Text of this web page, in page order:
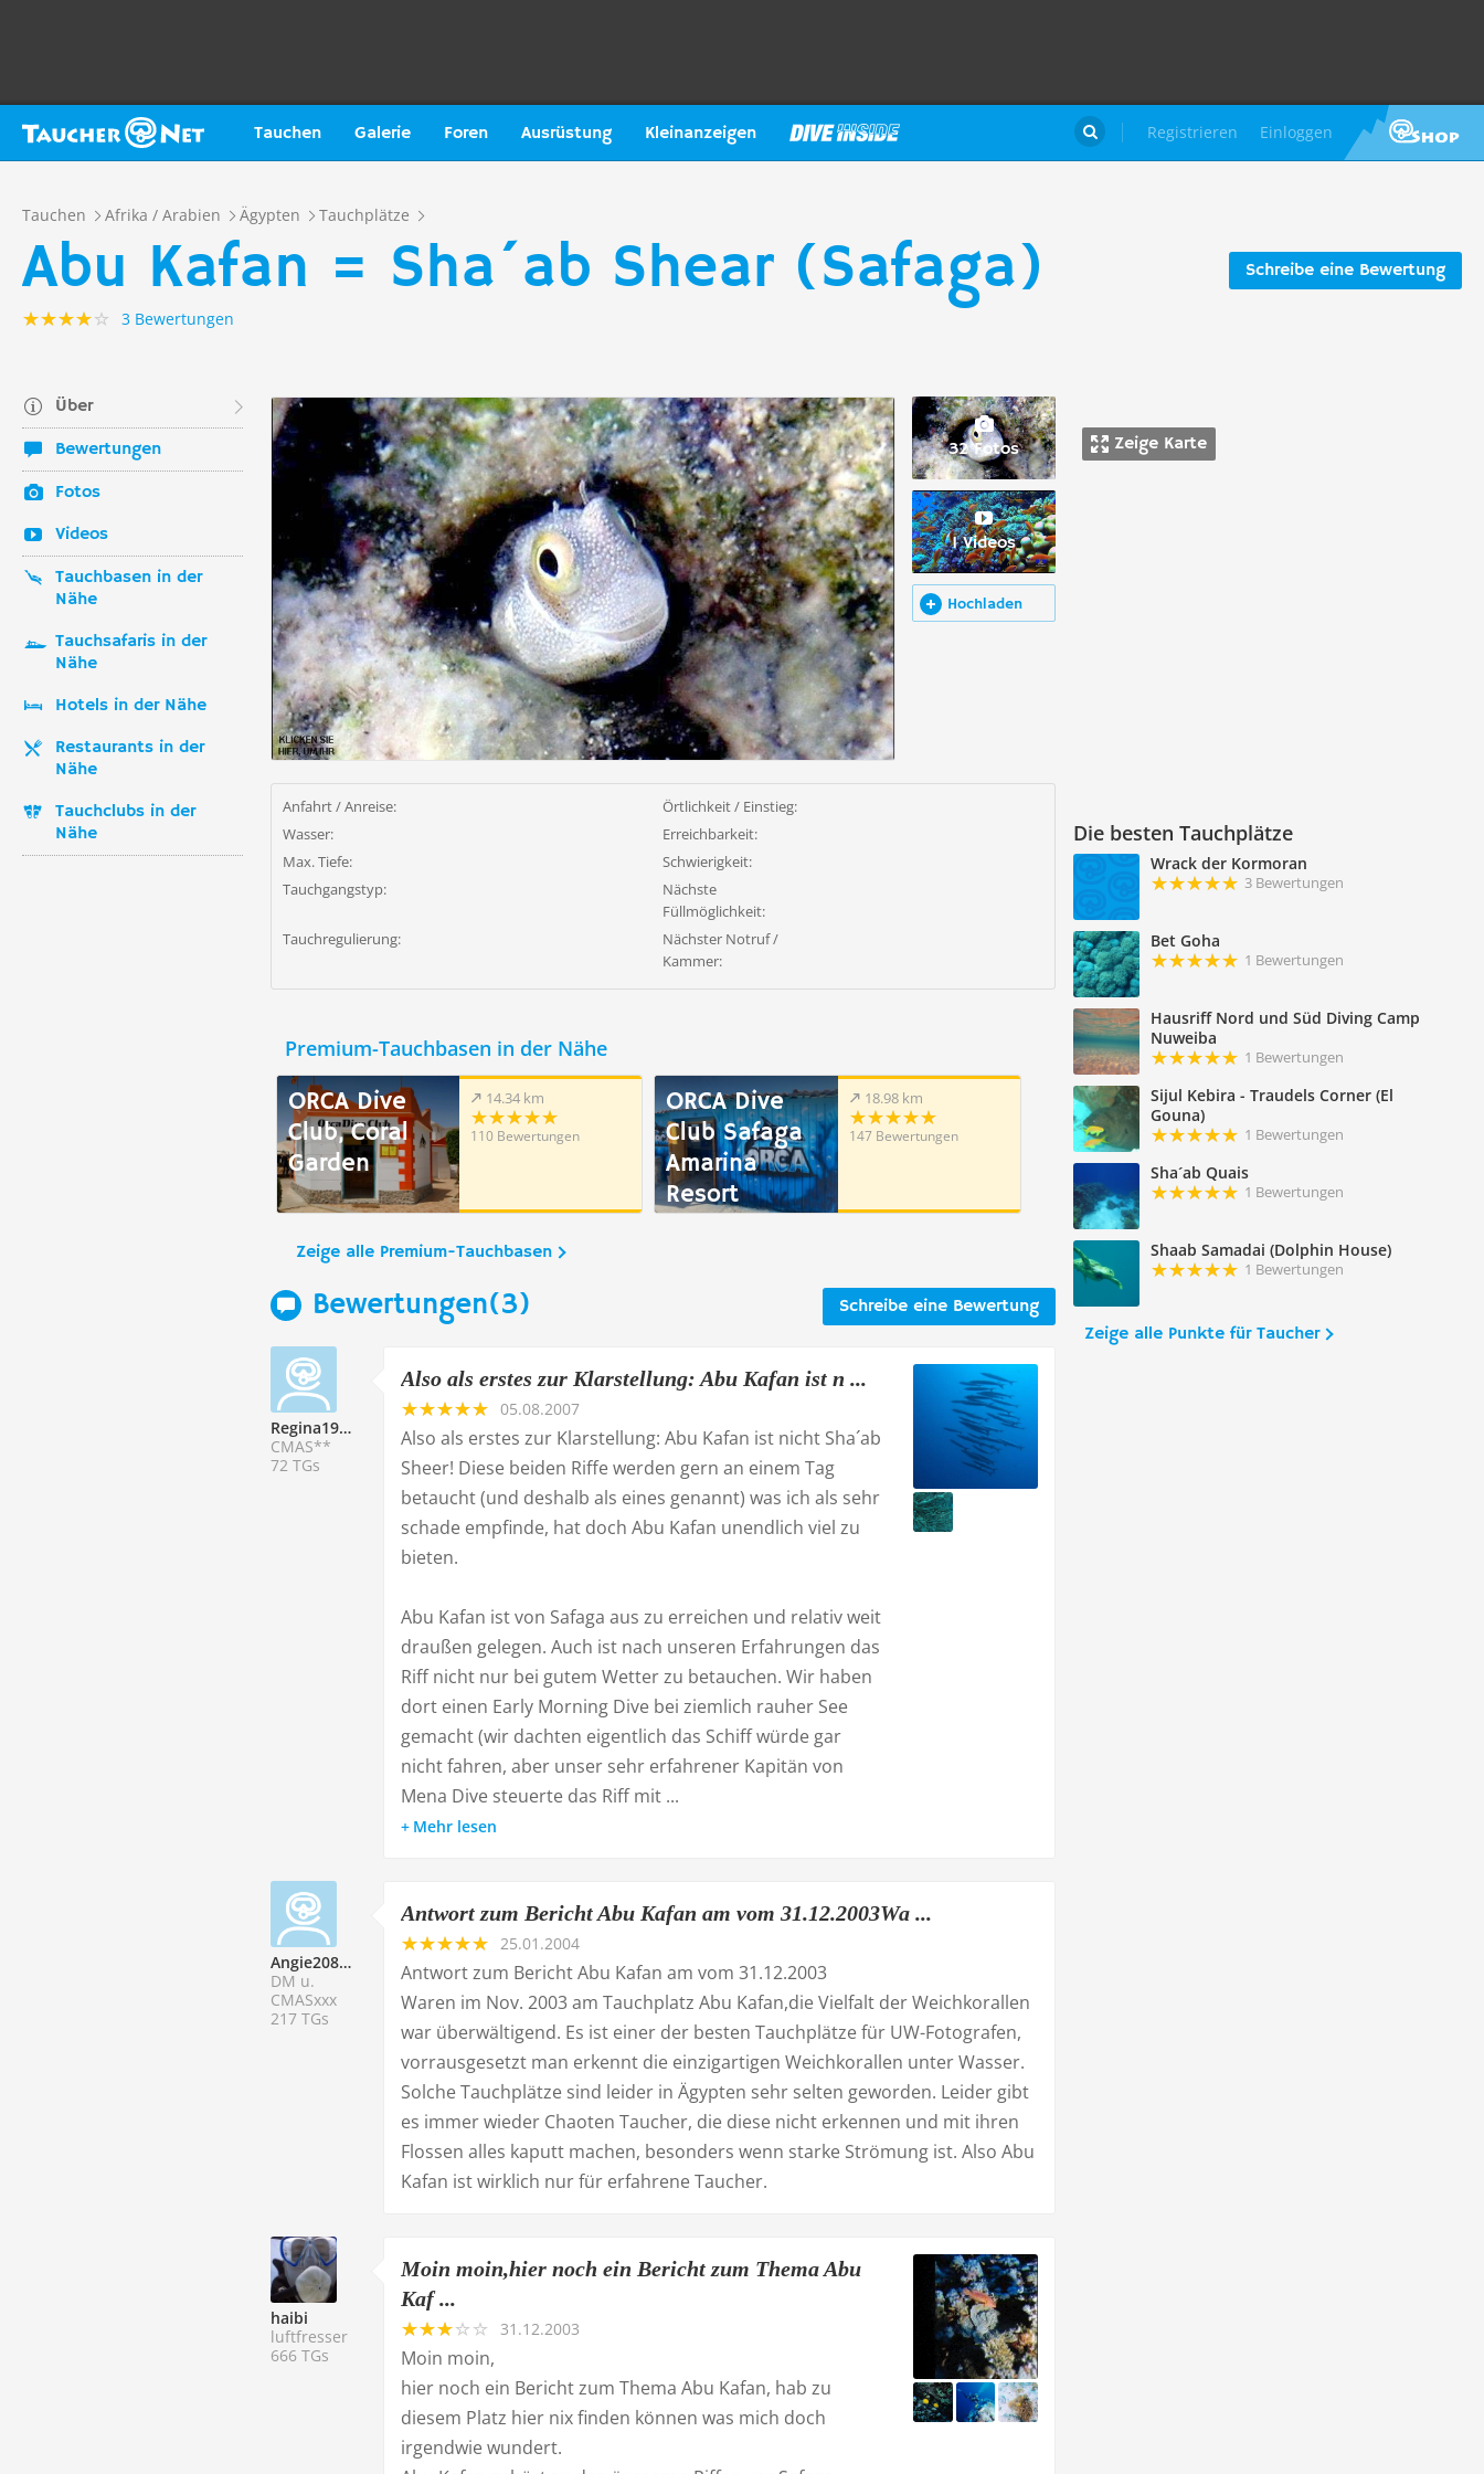
Tauchen Galerie Foren Ausrüstung Kleinanzeigen Registrieren Einloggen

Tauchen Afrika / Arabien Ägypten Tauchplätze
Schreibe eine Bewertung
Abu Kafan = Sha´ab Shear (Safaga)
3 Bewertungen
Über
Bewertungen
Fotos
Videos
Tauchbasen in der
Nähe
Tauchsafaris in der
Nähe
Hotels in der Nähe
Restaurants in der
Nähe
Tauchclubs in der
Nähe
Zeige Karte
Die besten Tauchplätze
Wrack der Kormoran
3 Bewertungen
Bet Goha
1 Bewertungen
Hausriff Nord und Süd Diving Camp
Nuweiba
1 Bewertungen
Sijul Kebira - Traudels Corner (El
Gouna)
1 Bewertungen
Sha´ab Quais
1 Bewertungen
Shaab Samadai (Dolphin House)
1 Bewertungen
Zeige alle Punkte für Taucher
32 Fotos
1 Videos
Hochladen
Anfahrt / Anreise:
Örtlichkeit / Einstieg:
Wasser:
Erreichbarkeit:
Max. Tiefe:
Schwierigkeit:
Tauchgangstyp:
Nächste
Füllmöglichkeit:
Tauchregulierung:
Nächster Notruf /
Kammer:
Premium-Tauchbasen in der Nähe
ORCA Dive
Club, Coral
Garden
14.34 km
110 Bewertungen
ORCA Dive
Club Safaga
Amarina
Resort
18.98 km
147 Bewertungen
Zeige alle Premium-Tauchbasen
Schreibe eine Bewertung
Bewertungen(3)
Regina195919
CMAS**
72 TGs
Also als erstes zur Klarstellung: Abu Kafan ist n ...
05.08.2007
Also als erstes zur Klarstellung: Abu Kafan ist nicht Sha´ab
Sheer! Diese beiden Riffe werden gern an einem Tag
betaucht (und deshalb als eines genannt) was ich als sehr
schade empfinde, hat doch Abu Kafan unendlich viel zu
bieten.
Abu Kafan ist von Safaga aus zu erreichen und relativ weit
draußen gelegen. Auch ist nach unseren Erfahrungen das
Riff nicht nur bei gutem Wetter zu betauchen. Wir haben
dort einen Early Morning Dive bei ziemlich rauher See
gemacht (wir dachten eigentlich das Schiff würde gar
nicht fahren, aber unser sehr erfahrener Kapitän von
Mena Dive steuerte das Riff mit ...
Mehr lesen
Angie208613
DM u.
CMASxxx
217 TGs
Antwort zum Bericht Abu Kafan am vom 31.12.2003Wa ...
25.01.2004
Antwort zum Bericht Abu Kafan am vom 31.12.2003
Waren im Nov. 2003 am Tauchplatz Abu Kafan,die Vielfalt der Weichkorallen
war überwältigend. Es ist einer der besten Tauchplätze für UW-Fotografen,
vorrausgesetzt man erkennt die einzigartigen Weichkorallen unter Wasser.
Solche Tauchplätze sind leider in Ägypten sehr selten geworden. Leider gibt
es immer wieder Chaoten Taucher, die diese nicht erkennen und mit ihren
Flossen alles kaputt machen, besonders wenn starke Strömung ist. Also Abu
Kafan ist wirklich nur für erfahrene Taucher.
haibi
luftfresser
666 TGs
Moin moin,hier noch ein Bericht zum Thema Abu
Kaf ...
31.12.2003
Moin moin,
hier noch ein Bericht zum Thema Abu Kafan, hab zu
diesem Platz hier nix finden können was mich doch
irgendwie wundert.